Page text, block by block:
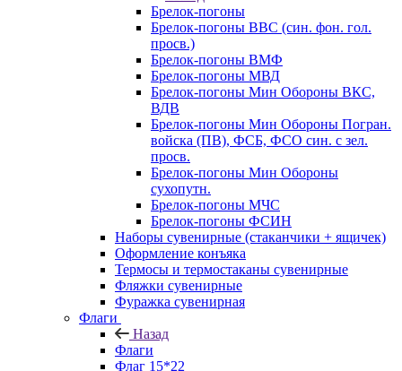
Брелок-погоны
Брелок-погоны ВВС (син. фон. гол.
просв.)
Брелок-погоны ВМФ
Брелок-погоны МВД
Брелок-погоны Мин Обороны ВКС,
ВДВ
Брелок-погоны Мин Обороны Погран.
войска (ПВ), ФСБ, ФСО син. с зел.
просв.
Брелок-погоны Мин Обороны
сухопутн.
Брелок-погоны МЧС
Брелок-погоны ФСИН
Наборы сувенирные (стаканчики + ящичек)
Оформление конъяка
Термосы и термостаканы сувенирные
Фляжки сувенирные
Фуражка сувенирная
Флаги
Назад
Флаги
Флаг 15*22